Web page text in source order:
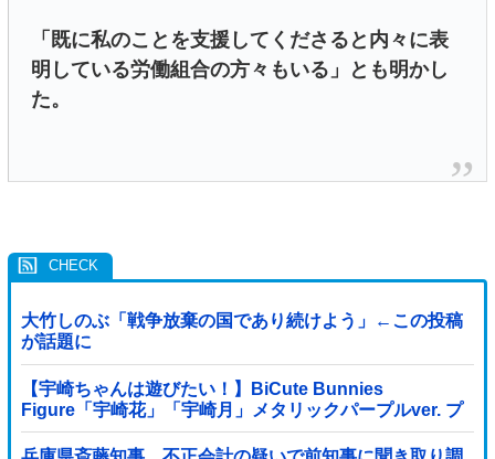
「既に私のことを支援してくださると内々に表
明している労働組合の方々もいる」とも明かし
た。
大竹しのぶ「戦争放棄の国であり続けよう」←この投稿
が話題に
【宇崎ちゃんは遊びたい！】BiCute Bunnies
Figure「宇崎花」「宇崎月」メタリックパープルver. プ
ライズフィギュア【ラウンドワン限定で展開決定】